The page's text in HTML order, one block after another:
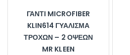
ΓΑΝΤΙ MICROFIBER
KLIN614 ΓΥΑΛΙΣΜΑ
ΤΡΟΧΩΝ – 2 ΟΨΕΩΝ
MR KLEEN